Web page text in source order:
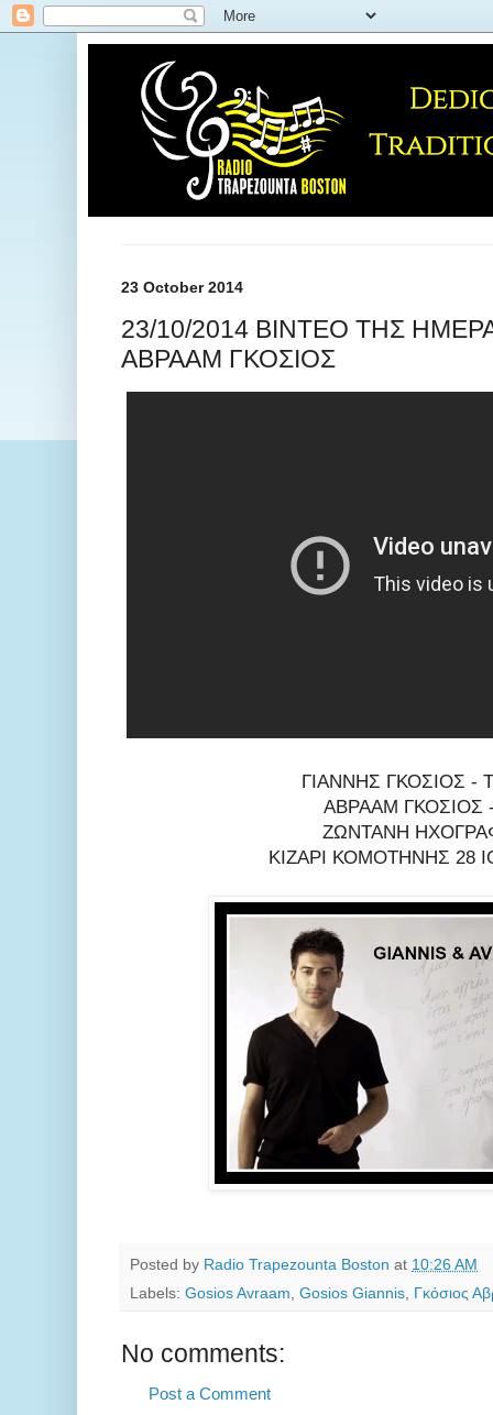
23 October 2014
23/10/2014 ΒΙΝΤΕΟ ΤΗΣ
ΑΒΡΑΑΜ ΓΚΟΣΙΟΣ
ΓΙΑΝΝΗΣ ΓΚΟΣΙΟΣ -
ΑΒΡΑΑΜ ΓΚΟΣΙΟΣ
ΖΩΝΤΑΝΗ
ΚΙΖΑΡΙ ΚΟΜΟΤΗΝΗΣ 28
Posted by Radio Trapezounta Boston at 10:26 AM
Labels: Gosios Avraam, Gosios Giannis, Γκόσιος
No comments:
Post a Comment